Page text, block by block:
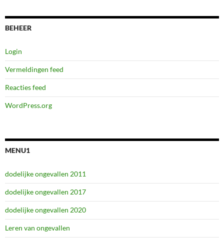
BEHEER
Login
Vermeldingen feed
Reacties feed
WordPress.org
MENU1
dodelijke ongevallen 2011
dodelijke ongevallen 2017
dodelijke ongevallen 2020
Leren van ongevallen